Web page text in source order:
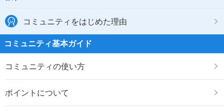
コミュニティをはじめた理由
コミュニティ基本ガイド
コミュニティの使い方
ポイントについて